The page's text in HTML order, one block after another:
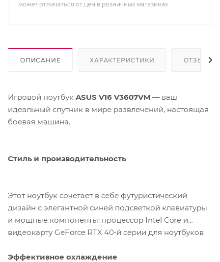
может отличаться от цен в розничных магазинах
ОПИСАНИЕ ХАРАКТЕРИСТИКИ ОТЗЫВЫ
Игровой ноутбук ASUS V16 V3607VM — ваш
идеальный спутник в мире развлечений, настоящая
боевая машина.
Стиль и производительность
Этот ноутбук сочетает в себе футуристический
дизайн с элегантной синей подсветкой клавиатуры
и мощные компоненты: процессор Intel Core и
видеокарту GeForce RTX 40‑й серии для ноутбуков
Эффективное охлаждение